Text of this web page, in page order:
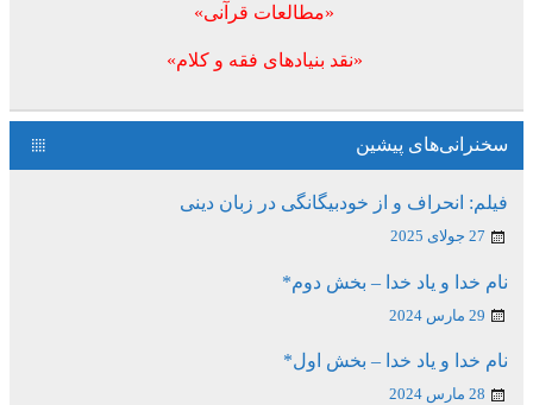
«مطالعات قرآنی»
«نقد بنیادهای فقه و کلام»
سخنرانی‌های پیشین
فیلم: انحراف و از خودبیگانگی در زبان دینی
27 جولای 2025
نام خدا و یاد خدا – بخش دوم*
29 مارس 2024
نام خدا و یاد خدا – بخش اول*
28 مارس 2024